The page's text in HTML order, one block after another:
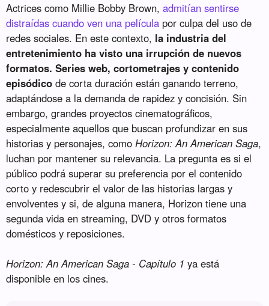
Actrices como Millie Bobby Brown,admitían sentirse
distraídas cuando ven una película por culpa del uso de
redes sociales. En este contexto, la industria del
entretenimiento ha visto una irrupción de nuevos
formatos. Series web, cortometrajes y contenido
episódico de corta duración están ganando terreno,
adaptándose a la demanda de rapidez y concisión. Sin
embargo, grandes proyectos cinematográficos,
especialmente aquellos que buscan profundizar en sus
historias y personajes, comoHorizon: An American Saga,
luchan por mantener su relevancia. La pregunta es si el
público podrá superar su preferencia por el contenido
corto y redescubrir el valor de las historias largas y
envolventes y si, de alguna manera, Horizon tiene una
segunda vida en streaming, DVD y otros formatos
domésticos y reposiciones.
Horizon: An American Saga - Capítulo 1 ya está
disponible en los cines.